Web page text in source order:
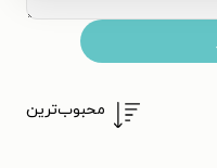
محبوب‌ترین